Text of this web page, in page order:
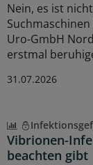
Nein, es ist
Uro-GmbH
erstmal
31.07.2026
Vibrionen-
beachten gibt